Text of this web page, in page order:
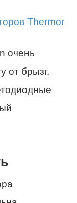
очень
от брызг,